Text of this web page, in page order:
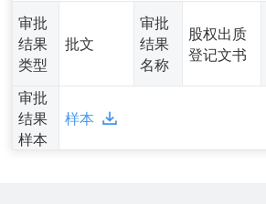
审批
结果
类型
批文
审批
结果
名称
股权出质
登记文书
审批
结果
样本
样本